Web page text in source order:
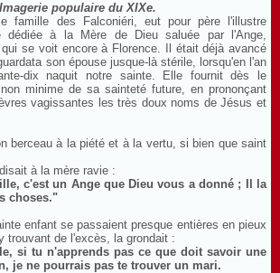
Imagerie populaire du XIXe.
famille des Falconiéri, eut pour père l'illustre
dédiée à la Mère de Dieu saluée par l'Ange,
qui se voit encore à Florence. Il était déjà avancé
son épouse jusque-là stérile, lorsqu'en l'an
dix naquit notre sainte. Elle fournit dès le
minime de sa sainteté future, en prononçant
vagissantes les très doux noms de Jésus et
berceau à la piété et à la vertu, si bien que saint
à la mère ravie :
c'est un Ange que Dieu vous a donné ; Il la
choses."
enfant se passaient presque entières en pieux
trouvant de l'excès, la grondait :
si tu n'apprends pas ce que doit savoir une
je ne pourrais pas te trouver un mari.